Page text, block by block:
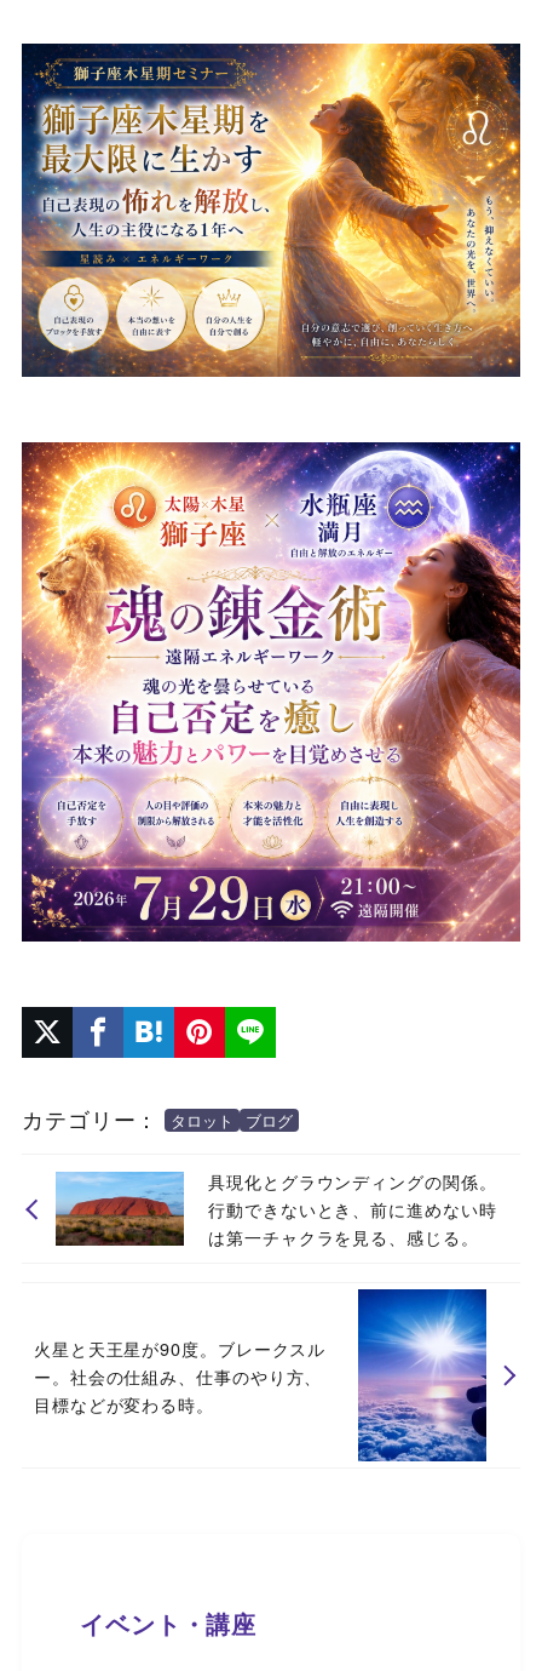
カテゴリー： タロット ブログ
具現化とグラウンディングの関係。
行動できないとき、前に進めない時
は第一チャクラを見る、感じる。
火星と天王星が90度。ブレークスル
ー。社会の仕組み、仕事のやり方、
目標などが変わる時。
イベント・講座